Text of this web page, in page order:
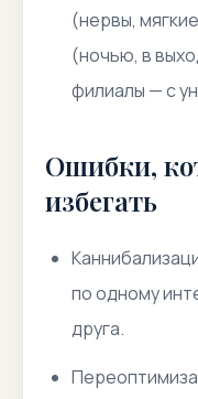
(нервы,
(ночью, в
филиалы — с
Ошибки,
избегать
по одному
друга.